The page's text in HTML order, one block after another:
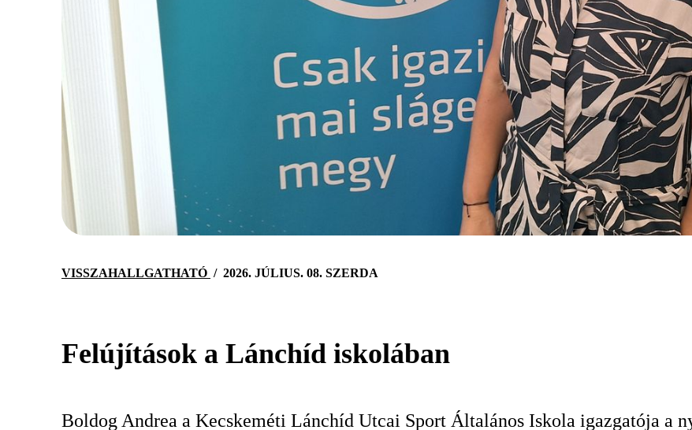
VISSZAHALLGATHATÓ / 2026. JÚLIUS. 08. SZERDA
Felújítások a Lánchíd iskolában
Boldog Andrea a Kecskeméti Lánchíd Utcai Sport Általános Iskola igazgatója a